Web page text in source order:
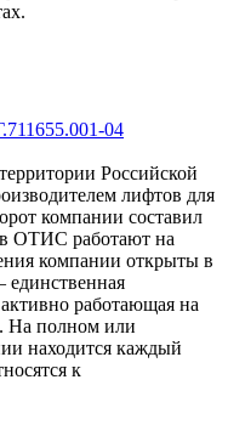
04
Российской
лифтов для
компании составил
ОТИС работают на
компании открыты в
работающая на
На полном или
находится каждый
к